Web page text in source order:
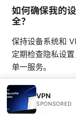
如何确保我的
全？
保持设备系统和
定期检查隐私设
单一服务。
如果你喜欢本文
VPN
SPONSORED